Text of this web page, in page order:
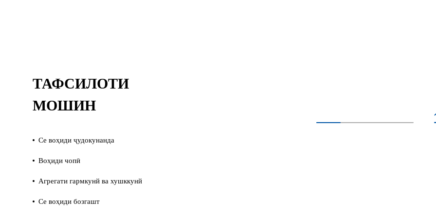
ТАФСИЛОТИ
МОШИН
Се воҳиди ҷудокунанда
Воҳиди чопӣ
Агрегати гармкунй ва хушккунй
Се воҳиди бозгашт